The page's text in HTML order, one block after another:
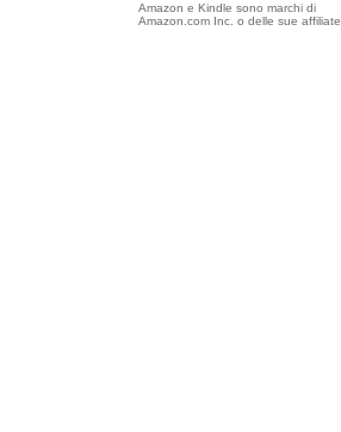
Amazon e Kindle sono marchi di
Amazon.com Inc. o delle sue affiliate.